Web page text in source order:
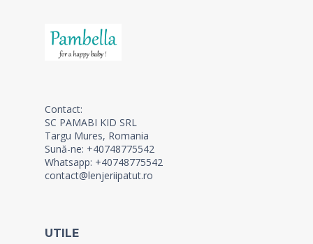
Contact:
SC PAMABI KID SRL
Targu Mures, Romania
Sună-ne: +40748775542
Whatsapp: +40748775542
contact@lenjeriipatut.ro
UTILE